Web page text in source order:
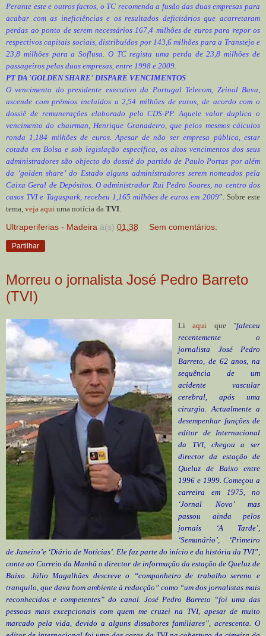
Perante este e outros factos, o TC recomenda a fusão das duas empresas para
acabar com as ineficiências e os resultados deficitários que acarretaram
perdas ao ponto de serem necessários 167,4 milhões de euros para repor os
respectivos capitais sociais, distribuídos por 143,6 milhões para a Transtejo e
23,8 milhões para a Soflusa. O TC regista uma perda de 23,8 milhões de
passageiros pelas duas empresas, entre 1998 e 2009.
PT DA 'GOLDEN SHARE' DISPARE VENCIMENTOS
O vencimento do presidente executivo da Portugal Telecom, Zeinal Bava,
ascende com prémios incluídos a 2,54 milhões de euros, de acordo com o
dossiê de remunerações elaborado pelo CDS-PP. Aquele valor duplica o
vencimento do chairman, Henrique Granadeiro, que pelos mesmos cálculos
ronda 1,184 milhões de euros. Apesar de não ser empresa pública, estar
cotada em Bolsa e sob legislação específica, os altos vencimentos dos seus
administradores são objecto do dossiê do partido de Paulo Portas por além
da ‘golden share’ do Estado alguns administradores serem nomeados pela
Caixa Geral de Depósitos. O administrador Rui Pedro Soares, no centro dos
casos TVI e Taguspark, recebeu 1,165 milhões de euros em 2009”. Sobre este
tema, veja aqui uma notícia da TVI.
Ultraperiferias - Madeira à(s) 01:38 Sem comentários:
Partilhar
Morreu o jornalista José Pedro Barreto
(TVI)
Liaqui que "faleceu
recentemente o
jornalista José Pedro
Barreto, de 62 anos, na
sequência de um
acidente vascular
cerebral, após uma
cirurgia. Actualmente a
desempenhar funções de
editor de Internacional
da TVI, chegou a ser
director da estação de
Queluz de Baixo entre
1996 e 1999. Começou a
carreira em 1975, no
‘Jornal Novo’ mas
passou ainda pelos
jornais ‘A Tarde’,
‘Semanário’, ‘Primeiro
de Janeiro’e ‘Diário de Notícias’. Ele faz parte do início e da história da TVI”,
conta ao Correio da Manhã o director de informação da estação de Queluz de
Baixo. Júlio Magalhães descreve o “companheiro de trabalho sereno e
tranquilo, que dava bom ambiente à redacção” como “um dos jornalistas mais
reconhecidos e competentes” do canal. José Pedro Barreto “foi uma das
pessoas mais excepcionais com quem me cruzei na TVI, apesar de muito
marcado pela vida, devido a alguns dissabores familiares”, acrescenta. O